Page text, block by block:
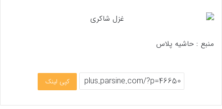
منبع : حاشیه پلاس
کپی لینک